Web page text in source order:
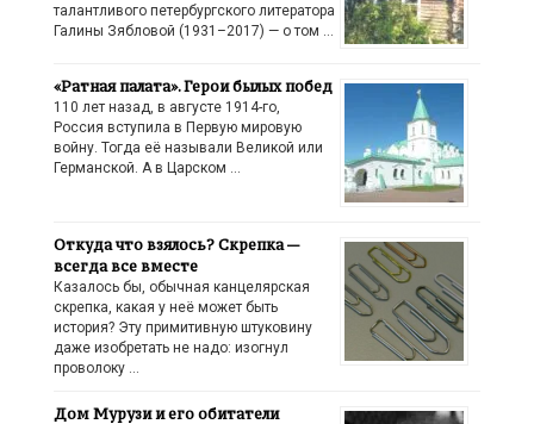
талантливого петербургского литератора
Галины Зябловой (1931–2017) — о том …
«Ратная палата». Герои былых побед
110 лет назад, в августе 1914-го,
Россия вступила в Первую мировую
войну. Тогда её называли Великой или
Германской. А в Царском …
Откуда что взялось? Скрепка —
всегда все вместе
Казалось бы, обычная канцелярская
скрепка, какая у неё может быть
история? Эту примитивную штуковину
даже изобретать не надо: изогнул
проволоку …
Дом Мурузи и его обитатели